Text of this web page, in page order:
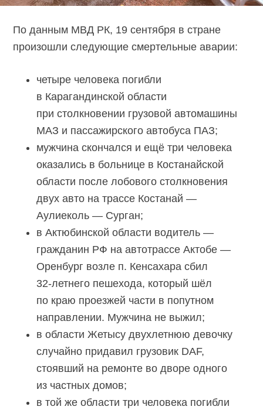
По данным МВД РК, 19 сентября в стране
произошли следующие смертельные аварии:
четыре человека погибли
в Карагандинской области
при столкновении грузовой автомашины
МАЗ и пассажирского автобуса ПАЗ;
мужчина скончался и ещё три человека
оказались в больнице в Костанайской
области после лобового столкновения
двух авто на трассе Костанай —
Аулиеколь — Сурган;
в Актюбинской области водитель —
гражданин РФ на автотрассе Актобе —
Оренбург возле п. Кенсахара сбил
32-летнего пешехода, который шёл
по краю проезжей части в попутном
направлении. Мужчина не выжил;
в области Жетысу двухлетнюю девочку
случайно придавил грузовик DAF,
стоявший на ремонте во дворе одного
из частных домов;
в той же области три человека погибли